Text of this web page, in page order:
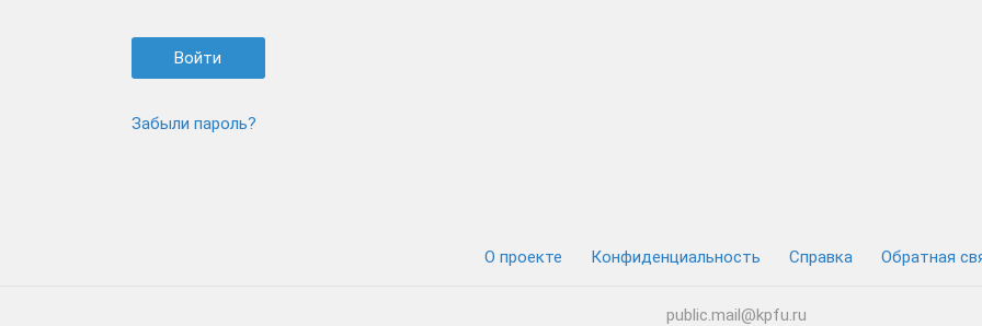
Забыли пароль?
О проекте Конфиденциальность Cправка Обратная
public.mail@kpfu.ru